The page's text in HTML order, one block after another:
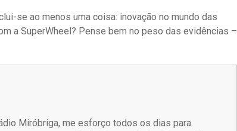
se ao menos uma coisa: inovação no mundo das
a SuperWheel? Pense bem no peso das evidências –
Miróbriga, me esforço todos os dias para